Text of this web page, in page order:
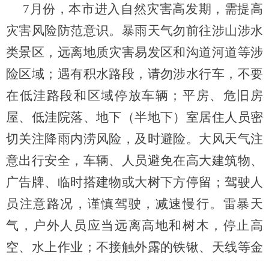
7月份，本市进入自然灾害高发期，需提高
灾害风险防范意识。 暴雨天气勿前往涉山涉水
类景区，远离地质灾害易发区和沟道河道等涉
险区域；遇有积水路段，请勿涉水行车，不要
在低洼路段和区域停放车辆；平房、危旧房
屋、低洼院落、地下（半地下）室居住人员密
切关注降雨内涝风险，及时避险。 大风天气注
意出行安全，车辆、人员避免在高大建筑物、
广告牌、临时搭建物或大树下方停留；驾驶人
员注意路况，谨慎驾驶，减速慢行。雷暴天
气，户外人员应当远离高地和树木，停止高
空、水上作业；不接触外露的铁锹、天线等金